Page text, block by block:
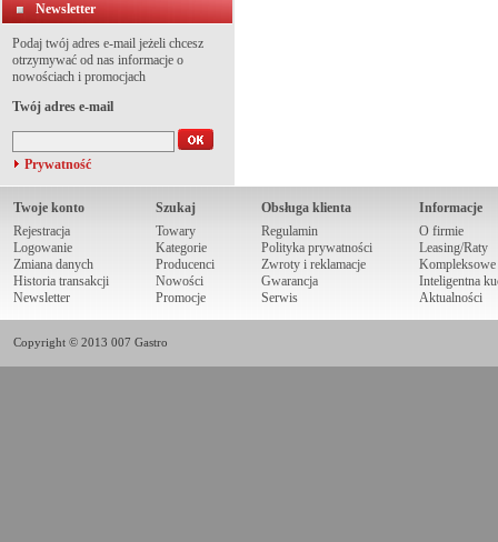
Newsletter
Podaj twój adres e-mail jeżeli chcesz
otrzymywać od nas informacje o
nowościach i promocjach
Twój adres e-mail
Prywatność
Twoje konto
Rejestracja
Logowanie
Zmiana danych
Historia transakcji
Newsletter
Szukaj
Towary
Kategorie
Producenci
Nowości
Promocje
Obsługa klienta
Regulamin
Polityka prywatności
Zwroty i reklamacje
Gwarancja
Serwis
Informacje
O firmie
Leasing/Raty
Kompleksowe
Inteligentna
Aktualności
Copyright © 2013 007 Gastro